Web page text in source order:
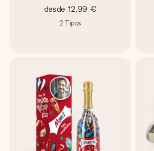
desde 12,99 €
2 Tipos